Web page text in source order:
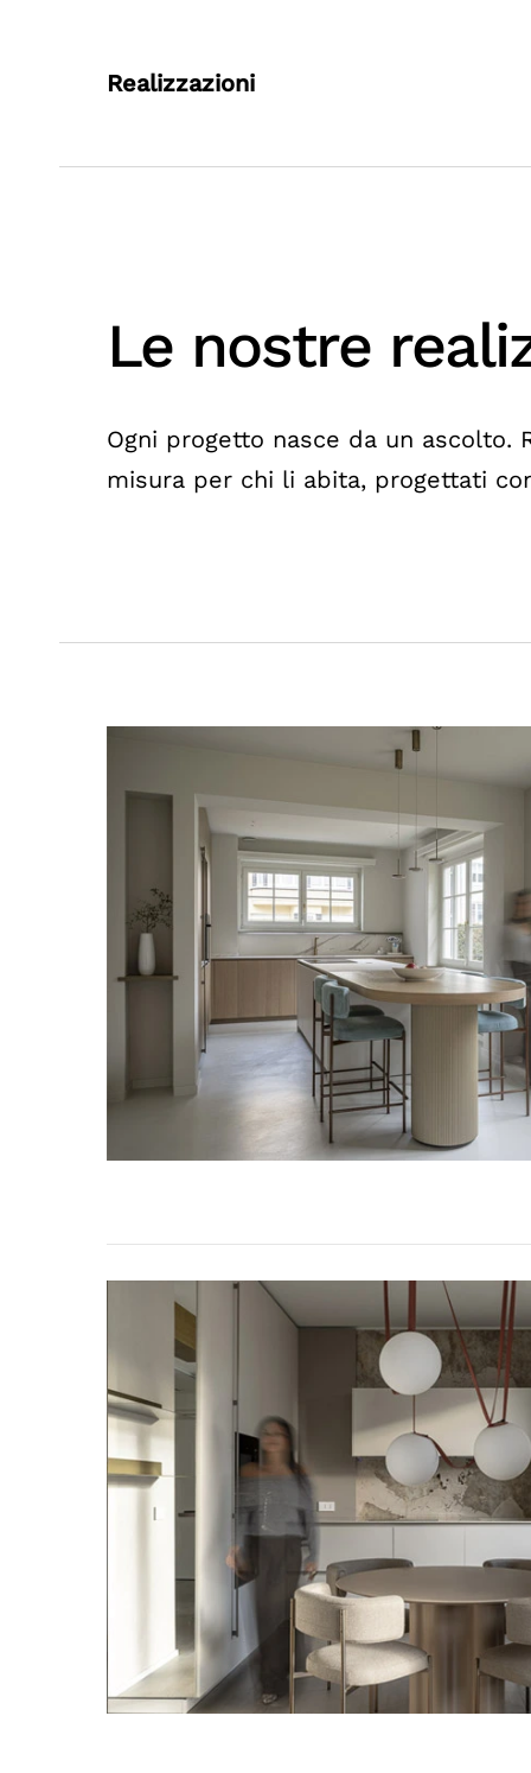
Passa al contenuto principale
Realizzazioni
Le nostre
Ogni progetto nasce da un
misura per chi li abita, progettati